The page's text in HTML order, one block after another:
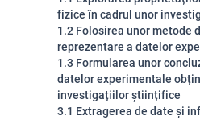
fizice în cadrul unor
1.2 Folosirea unor metode
reprezentare a datelor
1.3 Formularea unor
datelor experimentale
investigațiilor științifice
3.1 Extragerea de date și